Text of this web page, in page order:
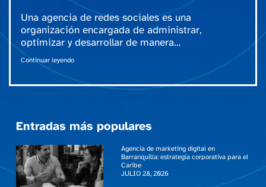
Una agencia de redes sociales es una
organización encargada de administrar,
optimizar y desarrollar de manera...
Continuar leyendo
Entradas más populares
Agencia de marketing digital en
Barranquilla: estrategia corporativa para el
Caribe
JULIO 28, 2026